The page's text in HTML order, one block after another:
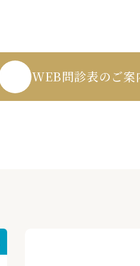
WEB問診表のご案